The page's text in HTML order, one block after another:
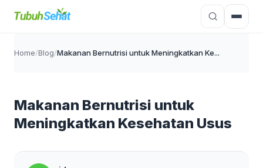
Home/Blog/Makanan Bernutrisi untuk Meningkatkan Ke...
Makanan Bernutrisi untuk
Meningkatkan Kesehatan Usus